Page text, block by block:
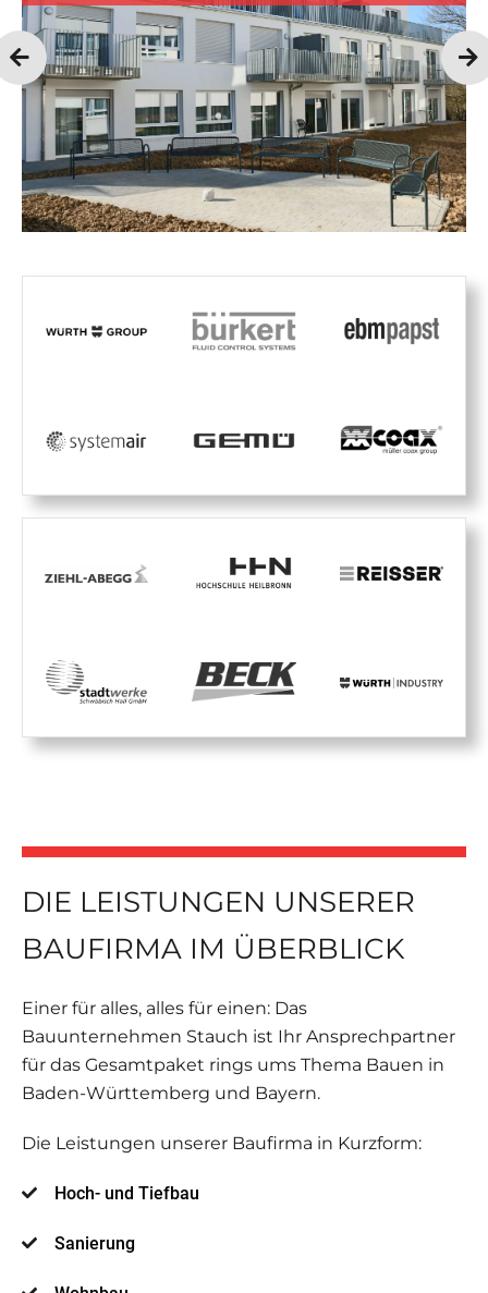
DIE LEISTUNGEN UNSERER
BAUFIRMA IM ÜBERBLICK
Einer für alles, alles für einen: Das
Bauunternehmen Stauch ist Ihr Ansprechpartner
für das Gesamtpaket rings ums Thema Bauen in
Baden-Württemberg und Bayern.
Die Leistungen unserer Baufirma in Kurzform:
Hoch- und Tiefbau
Sanierung